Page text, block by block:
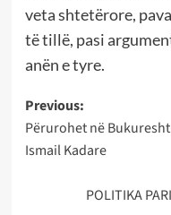
veta shtetërore,
të tillë, pasi
anën e tyre.
Post
navigation
Previous:
Përurohet në
Ismail Kadare
POLITIKA